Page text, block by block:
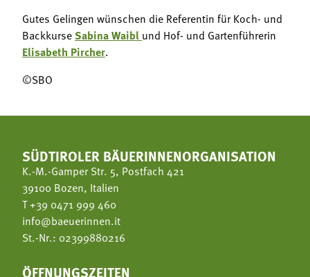
Gutes Gelingen wünschen die Referentin für Koch- und
BackkurseSabina Waibl und Hof- und Gartenführerin
Elisabeth Pircher.
©SBO
SÜDTIROLER BÄUERINNENORGANISATION
K.-M.-Gamper Str. 5, Postfach 421
39100 Bozen, Italien
T+39 0471 999 460
info@baeuerinnen.it
St.-Nr.: 02399880216
ÖFFNUNGSZEITEN